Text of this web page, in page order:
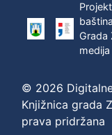
Grada
© 2026
Knjižnica grada
prava pridržana